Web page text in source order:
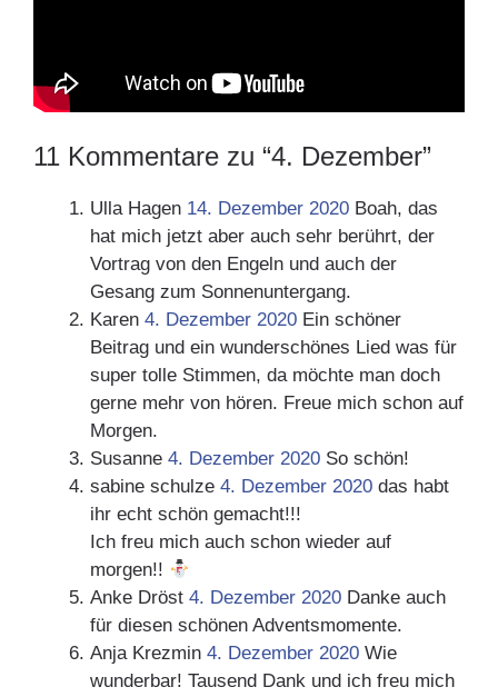
11 Kommentare zu “4. Dezember”
Ulla Hagen 14. Dezember 2020 Boah, das
hat mich jetzt aber auch sehr berührt, der
Vortrag von den Engeln und auch der
Gesang zum Sonnenuntergang.
Karen 4. Dezember 2020 Ein schöner
Beitrag und ein wunderschönes Lied was für
super tolle Stimmen, da möchte man doch
gerne mehr von hören. Freue mich schon auf
Morgen.
Susanne 4. Dezember 2020 So schön!
sabine schulze 4. Dezember 2020 das habt
ihr echt schön gemacht!!!
Ich freu mich auch schon wieder auf
morgen!!
Anke Dröst 4. Dezember 2020 Danke auch
für diesen schönen Adventsmomente.
Anja Krezmin 4. Dezember 2020 Wie
wunderbar! Tausend Dank und ich freu mich